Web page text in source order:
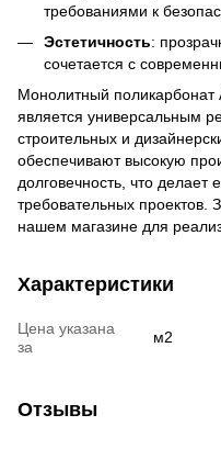
требованиями к
Эстетичность:
сочетается с
Монолитный
является универсальным
строительных и
обеспечивают высокую
долговечность, что
требовательных проектов.
нашем магазине для
Характеристики
Цена указана
за
м2
Отзывы